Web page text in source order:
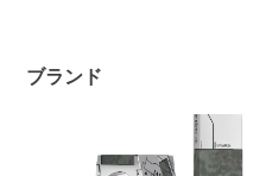
ブランド